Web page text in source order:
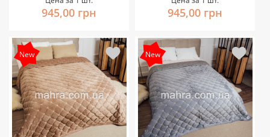
945,00 грн 945,00 грн
New New